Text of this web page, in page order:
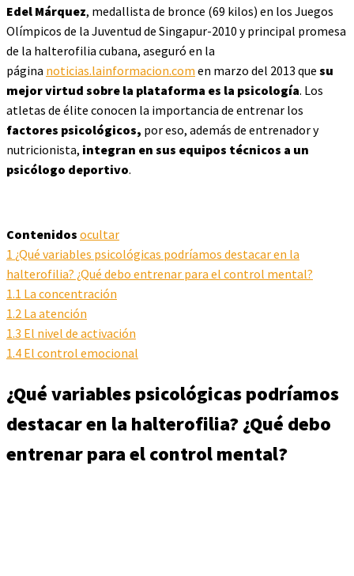
Edel Márquez, medallista de bronce (69 kilos) en los Juegos
Olímpicos de la Juventud de Singapur-2010 y principal promesa
de la halterofilia cubana, aseguró en la
página noticias.lainformacion.com en marzo del 2013 que su
mejor virtud sobre la plataforma es la psicología. Los
atletas de élite conocen la importancia de entrenar los
factores psicológicos, por eso, además de entrenador y
nutricionista, integran en sus equipos técnicos a un
psicólogo deportivo.
Contenidos ocultar
1 ¿Qué variables psicológicas podríamos destacar en la
halterofilia? ¿Qué debo entrenar para el control mental?
1.1 La concentración
1.2 La atención
1.3 El nivel de activación
1.4 El control emocional
¿Qué variables psicológicas podríamos
destacar en la halterofilia? ¿Qué debo
entrenar para el control mental?